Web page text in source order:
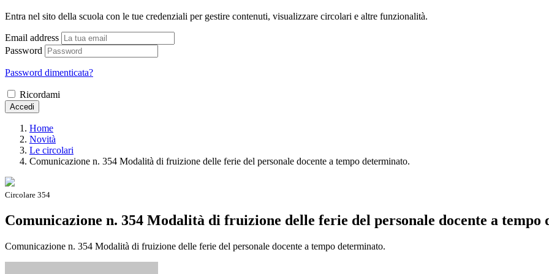
Entra nel sito della scuola con le tue credenziali per gestire contenuti, visualizzare circolari e altre funzionalità.
Email address
Password
Password dimenticata?
Ricordami
Accedi
Home
Novità
Le circolari
Comunicazione n. 354 Modalità di fruizione delle ferie del personale docente a tempo determinato.
Circolare 354
Comunicazione n. 354 Modalità di fruizione delle ferie del personale docente a tempo
Comunicazione n. 354 Modalità di fruizione delle ferie del personale docente a tempo determinato.